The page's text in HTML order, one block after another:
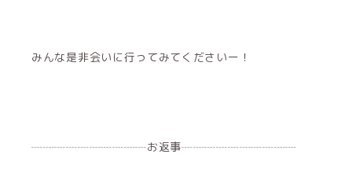
みんな是非会いに行ってみてくださいー！
┈┈┈┈┈┈┈┈┈┈お返事┈┈┈┈┈┈┈┈┈┈